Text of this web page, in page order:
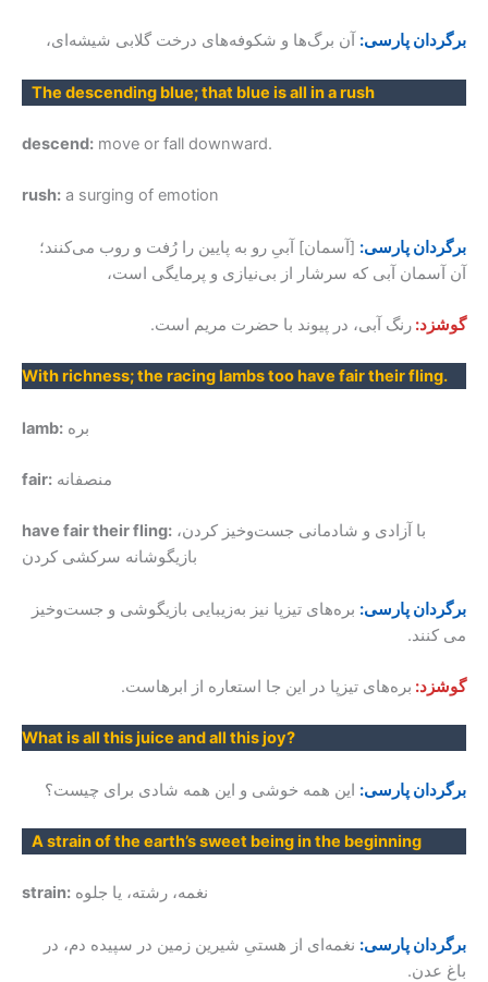
برگردان پارسی: آن برگ‌ها و شکوفه‌های درخت گلابی شیشه‌ای،
The descending blue; that blue is all in a rush
descend: move or fall downward.
rush: a surging of emotion
برگردان پارسی: [آسمان] آبیِ رو به پایین را رُفت و روب می‌کنند؛
آن آسمان آبی که سرشار از بی‌نیازی و پرمایگی است،
گوشزد: رنگ آبی، در پیوند با حضرت مریم است.
With richness; the racing lambs too have fair their fling.
lamb: بره
fair: منصفانه
have fair their fling:
بازیگوشانه سرکشی کردن
برگردان پارسی: بره‌های تیزپا نیز به‌زیبایی بازیگوشی و جست‌وخیز
می کنند.
گوشزد: بره‌های تیزپا در این جا استعاره از ابرهاست.
What is all this juice and all this joy?
برگردان پارسی: این همه خوشی و این همه شادی برای چیست؟
A strain of the earth’s sweet being in the beginning
strain:
برگردان پارسی: نغمه‌ای از هستیِ شیرین زمین در سپیده‌ دم، در
باغ عدن.